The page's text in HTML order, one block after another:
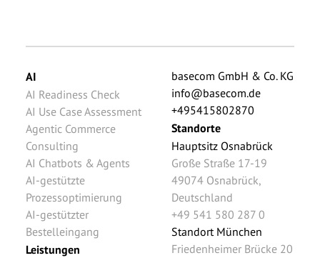
AI
AI Readiness Check
AI Use Case Assessment
Agentic Commerce
Consulting
AI Chatbots & Agents
AI-gestützte
Prozessoptimierung
AI-gestützter
Bestelleingang
Leistungen
basecom GmbH & Co. KG
info@basecom.de
+495415802870
Standorte
Hauptsitz Osnabrück
Große Straße 17-19
49074 Osnabrück,
Deutschland
+49 541 580 287 0
Standort München
Friedenheimer Brücke 20